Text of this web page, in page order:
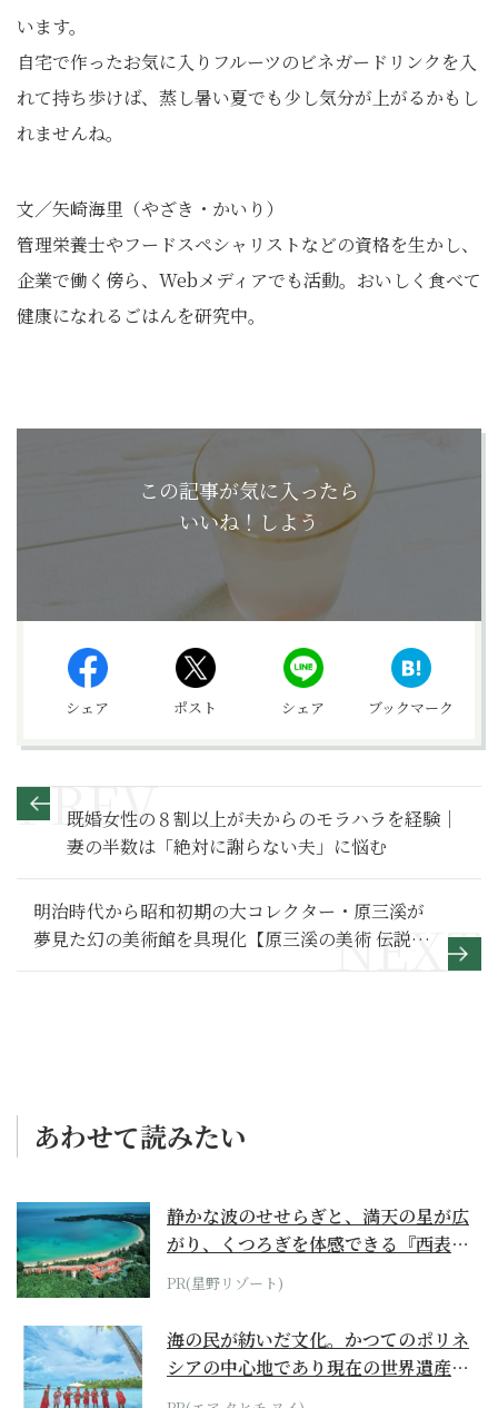
います。
自宅で作ったお気に入りフルーツのビネガードリンクを入
れて持ち歩けば、蒸し暑い夏でも少し気分が上がるかもし
れませんね。
文／矢崎海里（やざき・かいり）
管理栄養士やフードスペシャリストなどの資格を生かし、
企業で働く傍ら、Webメディアでも活動。おいしく食べて
健康になれるごはんを研究中。
この記事が気に入ったら
いいね！しよう
シェア ポスト シェア ブックマーク
既婚女性の８割以上が夫からのモラハラを経験｜
妻の半数は「絶対に謝らない夫」に悩む
明治時代から昭和初期の大コレクター・原三溪が
夢見た幻の美術館を具現化【原三溪の美術 伝説の
大コレクション】展
あわせて読みたい
静かな波のせせらぎと、満天の星が広
がり、くつろぎを体感できる『西表島
ホテル by...
PR(星野リゾート)
海の民が紡いだ文化。かつてのポリネ
シアの中心地であり現在の世界遺産か
らみえてくる...